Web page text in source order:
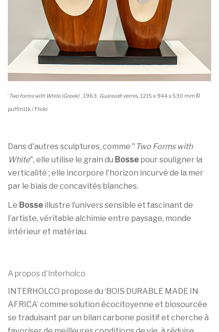
‘ Two forms with White (Greek)’, 1963, Guareaet vernis, 1215 x 944 x 530 mm ©
puffin11k / Flickr
Dans d'autres sculptures, comme " Two Forms with
White", elle utilise le grain du Bosse pour souligner la
verticalité ; elle incorpore l'horizon incurvé de la mer
par le biais de concavités blanches.
Le Bosse illustre l’univers sensible et fascinant de
l’artiste, véritable alchimie entre paysage, monde
intérieur et matériau.
A propos d'Interholco
INTERHOLCO propose du ‘BOIS DURABLE MADE IN
AFRICA’ comme solution écocitoyenne et biosourcée
se traduisant par un bilan carbone positif et cherche à